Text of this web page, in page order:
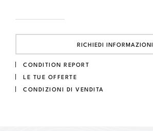
RICHIEDI INFORMAZIONI
CONDITION REPORT
LE TUE OFFERTE
CONDIZIONI DI VENDITA